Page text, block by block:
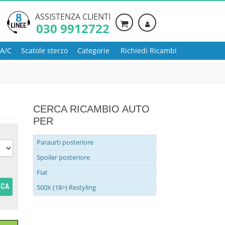
ASSISTENZA CLIENTI
030 9912722
C Scatole sterzo Categorie Richiedi Ricambi
CERCA RICAMBIO AUTO
PER
Paraurti posteriore
Spoiler posteriore
Fiat
500X (18>) Restyling